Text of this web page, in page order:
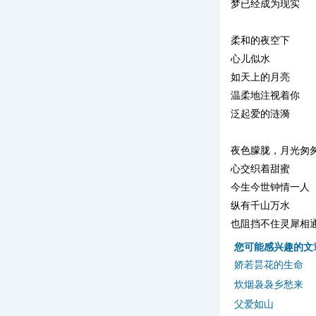
梦已经成为现实
柔和的夜空下
心儿似水
如天上的月亮
温柔地注视着你
泛起爱的涟漪
夜色朦胧，月光匆
心交织着甜蜜
今生今世钟情一人
纵有千山万水
也阻挡不住灵犀相
您可能感兴趣的文
娇若昙花的生命
炊烟袅袅乡愁来
父爱如山